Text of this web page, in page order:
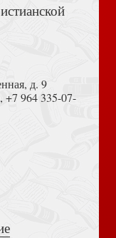
(2024)
д. 9
, +7 964 335-07-